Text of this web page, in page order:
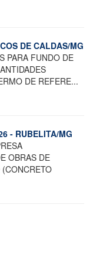
DE CALDAS/MG
PARA FUNDO DE
DE REFERE...
- RUBELITA/MG
OBRAS DE
(CONCRETO